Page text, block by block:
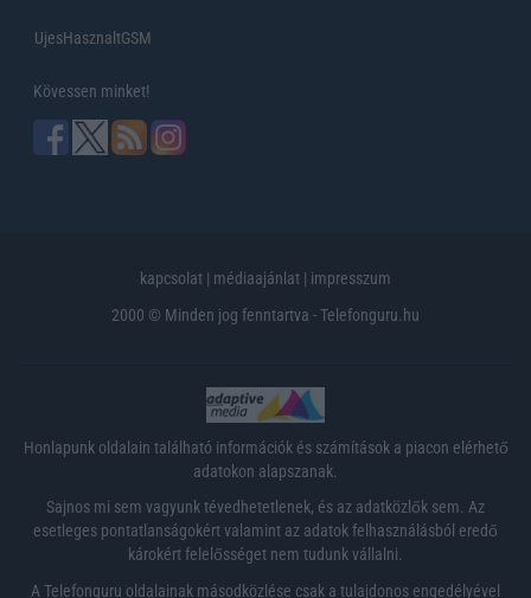
UjesHasznaltGSM
Kövessen minket!
kapcsolat | médiaajánlat | impresszum
2000 © Minden jog fenntartva - Telefonguru.hu
Honlapunk oldalain található információk és számítások a piacon elérhető
adatokon alapszanak.
Sajnos mi sem vagyunk tévedhetetlenek, és az adatközlők sem. Az
esetleges pontatlanságokért valamint az adatok felhasználásból eredő
károkért felelősséget nem tudunk vállalni.
A Telefonguru oldalainak másodközlése csak a tulajdonos engedélyével